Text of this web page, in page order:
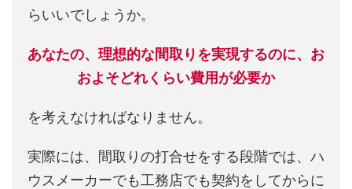
らいいでしょうか。
あなたの、理想的な間取りを実現するのに、お
およそどれくらい費用が必要か
を考えなければなりません。
実際には、間取りの打合せをする段階では、ハ
ウスメーカーでも工務店でも契約をしてからに